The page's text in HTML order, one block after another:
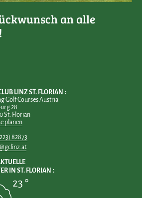
an alle
LINZ ST. FLORIAN
Golf Courses Austria
28
St. Florian
planen
82873
IN ST. FLORIAN
23 °